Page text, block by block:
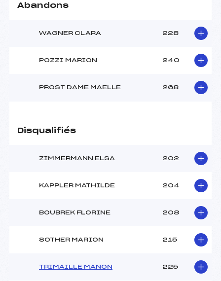
Abandons
WAGNER CLARA 228
POZZI MARION 240
PROST DAME MAELLE 268
Disqualifiés
ZIMMERMANN ELSA 202
KAPPLER MATHILDE 204
BOUBREK FLORINE 208
SOTHER MARION 215
TRIMAILLE MANON 225